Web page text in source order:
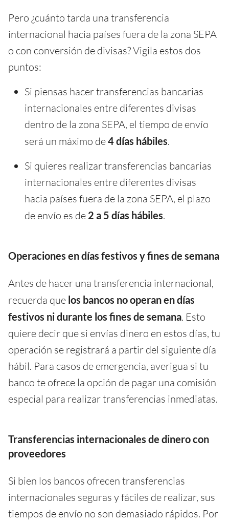
Pero ¿cuánto tarda una transferencia
internacional hacia países fuera de la zona SEPA
o con conversión de divisas? Vigila estos dos
puntos:
Si piensas hacer transferencias bancarias
internacionales entre diferentes divisas
dentro de la zona SEPA, el tiempo de envío
será un máximo de4 días hábiles.
Si quieres realizar transferencias bancarias
internacionales entre diferentes divisas
hacia países fuera de la zona SEPA, el plazo
de envío es de 2 a 5 días hábiles.
Operaciones en días festivos y fines de semana
Antes de hacer una transferencia internacional,
recuerda que los bancos no operan en días
festivos ni durante los fines de semana. Esto
quiere decir que si envías dinero en estos días, tu
operación se registrará a partir del siguiente día
hábil. Para casos de emergencia, averigua si tu
banco te ofrece la opción de pagar una comisión
especial para realizar transferencias inmediatas.
Transferencias internacionales de dinero con
proveedores
Si bien los bancos ofrecen transferencias
internacionales seguras y fáciles de realizar, sus
tiempos de envío no son demasiado rápidos. Por